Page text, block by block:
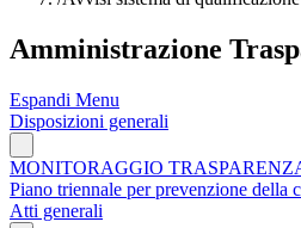
Amministrazione
Espandi Menu
Disposizioni generali
MONITORAGGIO
Piano triennale per prevenzione della
Atti generali